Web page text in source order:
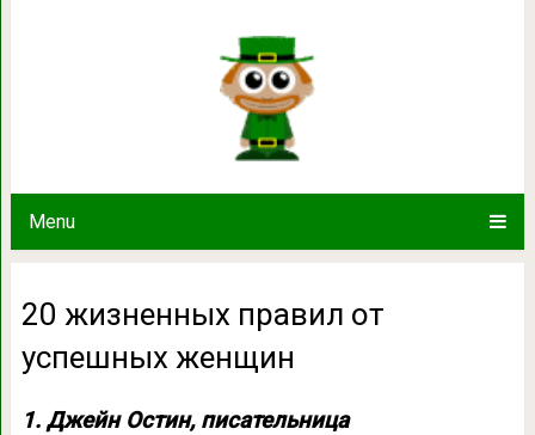
Menu
20 жизненных правил
20 жизненных правил от
успешных женщин
1. Джейн Остин, писательница